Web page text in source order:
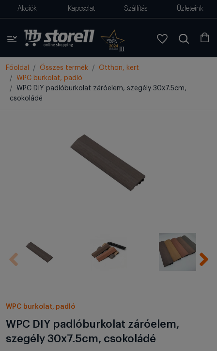
Akciók Kapcsolat Szállítás Üzleteink
Főoldal Összes termék
Otthon, kert
WPC burkolat, padló
WPC DIY padlóburkolat záróelem, szegély 30x7.5cm,
csokoládé
WPC burkolat, padló
WPC DIY padlóburkolat záróelem,
szegély 30x7.5cm, csokoládé